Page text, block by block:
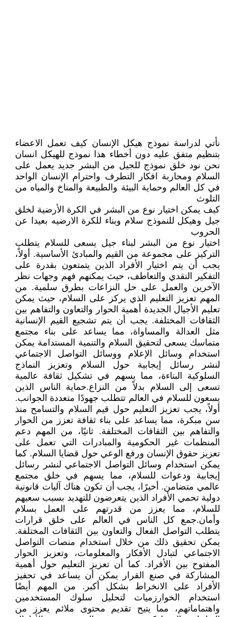
نأتي لدراسة نموذج هيكل الإنسان كيف تعمل الاعضاء
بتنظيم متفق عليه دون أخطاء هذا نموذج للهيكل انسان
نحن نود خلق نموذج للجيل من البشر جديد يعمل على
السلام ومحاربة افكار التطرف واحترام الإنسان الواحد
في كل العالم وحماية البيئة والطبيعة والمناخ والمياه من
التلوث
كيف يمكن اختيار نوع من البشر في الكرة الأرضية لخلق
جيل وهيكل للنموذج سلام وبناء للكرة الارضيه بعيدا عن
الحروب
اختيار نوع من البشر لبناء جيل يسعى للسلام يتطلب
التركيز على مجموعة من القيم والمبادئ الأساسية. أولاً،
يجب أن يتم اختيار الأفراد الذين يتمتعون بقدرة على
التفكير النقدي والتعاطف، حيث يمكنهم فهم وجهات نظر
الآخرين والعمل على حل النزاعات بطرق سلمية. من
المهم تعزيز التعليم الذي يركز على السلام، حيث يمكن
تعليم الأجيال الجديدة أهمية الحوار والتعاون والتفاهم بين
الثقافات المختلفة. يجب أن يتم تشجيع القيم الإنسانية
مثل العدالة والمساواة، مما يساعد على بناء مجتمع
متماسك يسعى لتحقيق السلام والتنمية المستدامة يمكن
استخدام وسائل الإعلام ووسائل التواصل الاجتماعي
لنشر رسائل إيجابية حول السلام وتعزيز النماذج
السلوكية البناءة، مما يسهم في تشكيل ثقافة عالمية
تسعى إلى السلام بدلاً من النزاع.حماية الناس الذين
يسعون للسلام في العالم تتطلب جهودًا متعددة الجوانب.
أولاً، يجب تعزيز التعليم حول قيم السلام والتسامح منذ
سن مبكرة، مما يساعد على بناء ثقافة تعزز من الحوار
والتفاهم بين الثقافات المختلفة. ثانيًا، من المهم دعم
المنظمات غير الحكومية والمبادرات التي تعمل على
تعزيز حقوق الإنسان ورفع الوعي حول قضايا السلام. كما
يمكن استخدام وسائل التواصل الاجتماعي لنشر رسائل
إيجابية ودعوات للسلام، مما يسهم في خلق مجتمع
عالمي متضامن. أخيرًا، يجب أن تكون هناك آليات قانونية
دولية تحمي الأفراد الذين يتعرضون للتهديد بسبب سعيهم
للسلام، مما يعزز من قدرتهم على العمل بسلام
وأمان.جمع كل الناس في العالم على خلق قرارات
يتطلب التواصل الفعال والتعاون بين الثقافات المختلفة.
يمكن تحقيق ذلك من خلال استخدام منصات التواصل
الاجتماعي لتبادل الأفكار والمعلومات، وتعزيز الحوار
المفتوح بين الأفراد. كما أن تعزيز التعليم حول أهمية
المشاركة في صنع القرار يمكن أن يساعد في تحفيز
الأفراد على الانخراط بشكل أكبر. من المهم أيضًا
استخدام الخوارزميات لتحليل سلوك المستخدمين
واهتماماتهم، مما يتيح تقديم محتوى ملائم يعزز من